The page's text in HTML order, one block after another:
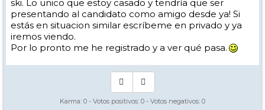
ski. Lo unico que estoy casado y tendría que ser
presentando al candidato como amigo desde ya! Si
estás en situacion similar escríbeme en privado y ya
iremos viendo.
Por lo pronto me he registrado y a ver qué pasa.
Karma: 0 - Votos positivos: 0 - Votos negativos: 0